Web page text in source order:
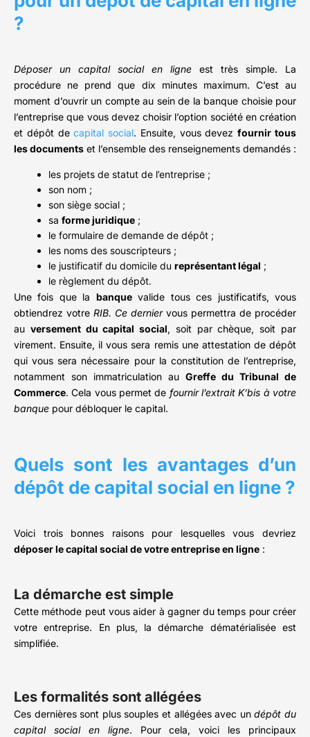
?
Déposer un capital social en ligne est très simple. La
procédure ne prend que dix minutes maximum. C’est au
moment d’ouvrir un compte au sein de la banque choisie pour
l’entreprise que vous devez choisir l’option société en création
et dépôt decapital social. Ensuite, vous devezfournir tous
les documents et l’ensemble des renseignements demandés :
les projets de statut de l’entreprise ;
son nom ;
son siège social ;
sa forme juridique ;
le formulaire de demande de dépôt ;
les noms des souscripteurs ;
le justificatif du domicile du représentant légal ;
le règlement du dépôt.
Une fois que la banquevalide tous ces justificatifs, vous
obtiendrez votre RIB. Ce derniervous permettra de procéder
au versement du capital social, soit par chèque, soit par
virement. Ensuite, il vous sera remis une attestation de dépôt
qui vous sera nécessaire pour la constitution de l’entreprise,
notamment son immatriculation au Greffe du Tribunal de
Commerce. Cela vous permet de fournir l’extrait K’bis à votre
banque pour débloquer le capital.
Quels sont les avantages d’un
dépôt de capital social en ligne ?
Voici trois bonnes raisons pour lesquelles vous devriez
déposer le capital social de votre entreprise en ligne :
La démarche est simple
Cette méthode peut vous aider à gagner du temps pour créer
votre entreprise. En plus, la démarche dématérialisée est
simplifiée.
Les formalités sont allégées
Ces dernières sont plus souples et allégées avec undépôt du
capital social en ligne. Pour cela, voici les principaux